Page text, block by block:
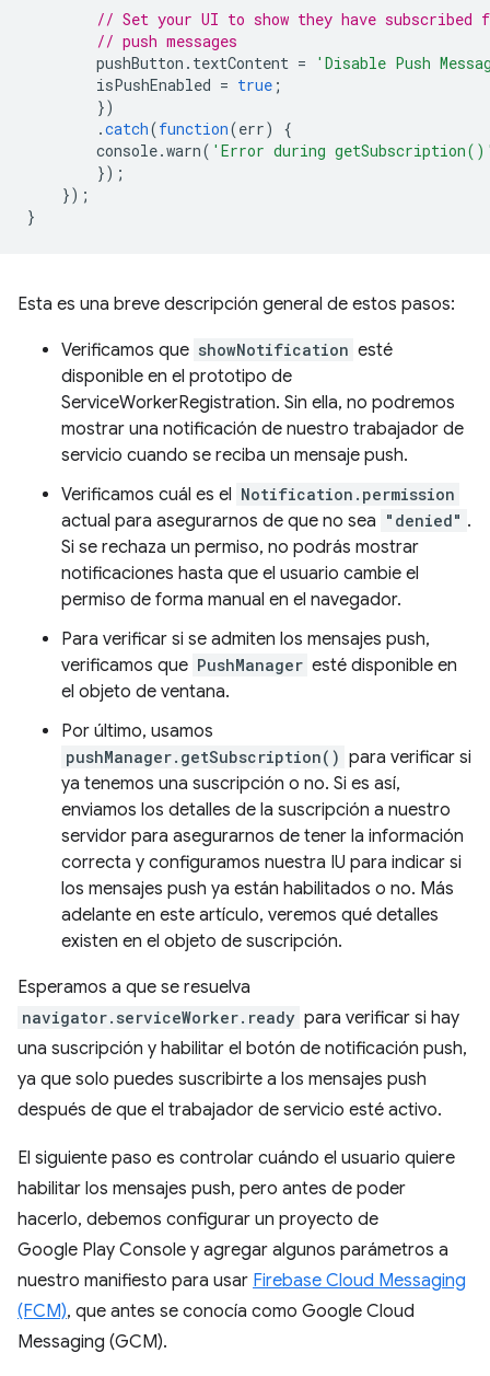
// Set your UI to show they have subscribed
// push messages
pushButton . textContent =
'Disable Push
isPushEnabled = true ;
})
.catch(function(err)
{
console.warn( 'Error during
});
});
}
Esta es una breve descripción general de estos pasos:
Verificamos que showNotification esté
disponible en el prototipo de
ServiceWorkerRegistration. Sin ella, no podremos
mostrar una notificación de nuestro trabajador de
servicio cuando se reciba un mensaje push.
Verificamos cuál es el Notification.permission
actual para asegurarnos de que no sea "denied" .
Si se rechaza un permiso, no podrás mostrar
notificaciones hasta que el usuario cambie el
permiso de forma manual en el navegador.
Para verificar si se admiten los mensajes push,
verificamos que PushManager esté disponible en
el objeto de ventana.
Por último, usamos
pushManager.getSubscription() para verificar si
ya tenemos una suscripción o no. Si es así,
enviamos los detalles de la suscripción a nuestro
servidor para asegurarnos de tener la información
correcta y configuramos nuestra IU para indicar si
los mensajes push ya están habilitados o no. Más
adelante en este artículo, veremos qué detalles
existen en el objeto de suscripción.
Esperamos a que se resuelva
navigator.serviceWorker.ready para verificar si hay
una suscripción y habilitar el botón de notificación push,
ya que solo puedes suscribirte a los mensajes push
después de que el trabajador de servicio esté activo.
El siguiente paso es controlar cuándo el usuario quiere
habilitar los mensajes push, pero antes de poder
hacerlo, debemos configurar un proyecto de
Google Play Console y agregar algunos parámetros a
nuestro manifiesto para usar Firebase Cloud Messaging
(FCM), que antes se conocía como Google Cloud
Messaging (GCM).